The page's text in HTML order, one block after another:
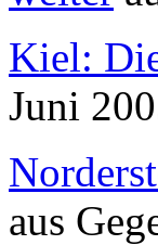
Kiel:
Juni
aus